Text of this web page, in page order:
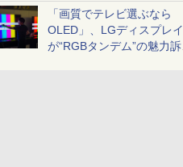
「画質でテレビ選ぶなら
OLED」、LGディスプレイ
が“RGBタンデム”の魅力訴